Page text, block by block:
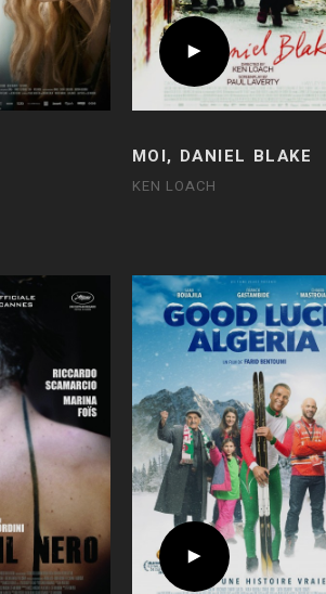
MOI, DANIEL BLAKE
KEN LOACH